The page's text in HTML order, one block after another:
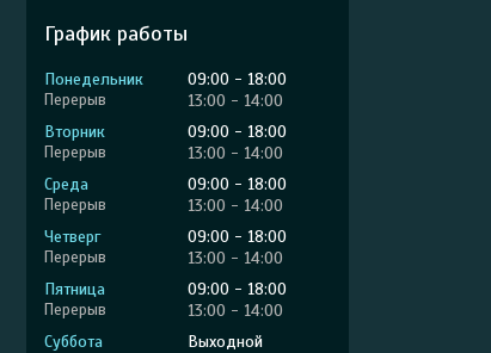
График работы
Понедельник 09:00
18:00
13:00
14:00
Вторник
09:00
18:00
13:00
14:00
Среда
09:00
18:00
13:00
14:00
Четверг
09:00
18:00
13:00
14:00
Пятница
09:00
18:00
13:00
14:00
Суббота
Выходной